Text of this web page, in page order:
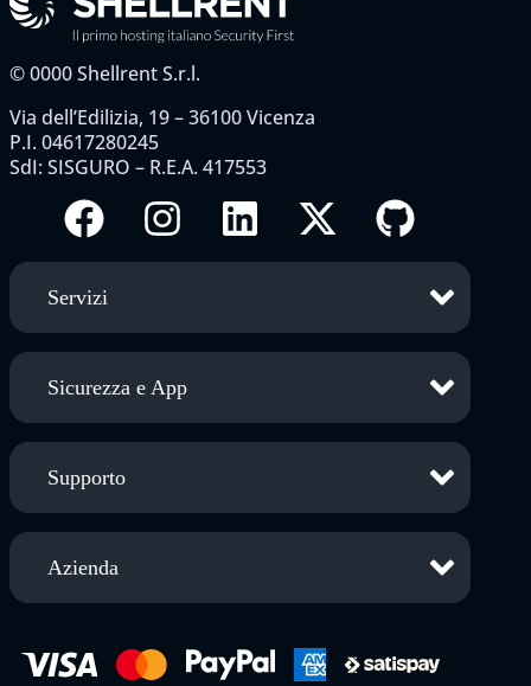
©0000Shellrent S.r.l.
Via dell’Edilizia, 19 – 36100 Vicenza
P.I. 04617280245
SdI: SISGURO – R.E.A. 417553
Servizi
Sicurezza e App
Supporto
Azienda